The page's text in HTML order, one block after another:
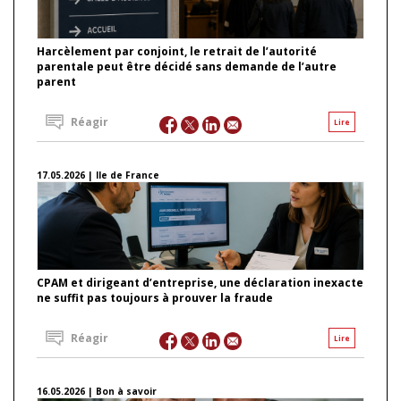
Harcèlement par conjoint, le retrait de l’autorité
parentale peut être décidé sans demande de l’autre
parent
Lire
Réagir
17.05.2026 | Ile de France
CPAM et dirigeant d’entreprise, une déclaration inexacte
ne suffit pas toujours à prouver la fraude
Lire
Réagir
16.05.2026 | Bon à savoir